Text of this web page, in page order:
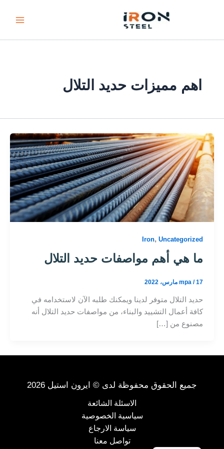
اهم مميزات حديد التلال
Iron,Uncategorized
ما هي أهم مواصفات حديد التلال
mpa/17 مارس، 2022
حديد التلال متوفر لدينا ويمكنك طلبه الآن لاستخدامه في
كافة أعمال التشييد والبناء، من مواصفات حديد التلال أنه
مصنوع من […]
جميع الحقوق محفوظة لدى © ايرون استيل 2026
الاسئلة الشائعة
سياسية الخصوصية
سياسة الارجاع
تواصل معنا